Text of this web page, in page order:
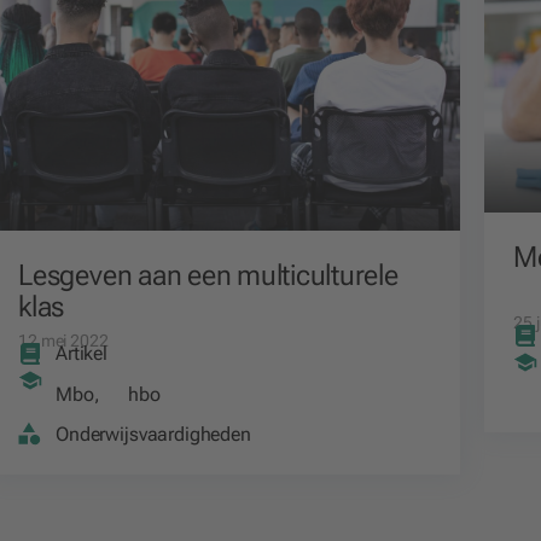
Lesgeven aan een multiculturele
klas
12 mei 2022
Artikel
Mbo,
hbo
Onderwijsvaardigheden
25